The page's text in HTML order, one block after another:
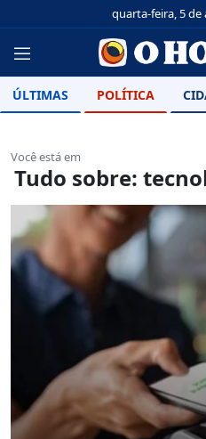
quarta-feira, 5 de
ÚLTIMAS POLÍTICA
Você está em
Tudo sobre: